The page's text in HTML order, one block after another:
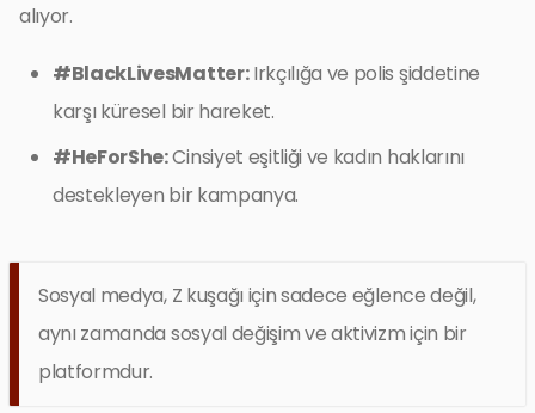
alıyor.
#BlackLivesMatter:Irkçılığa ve polis şiddetine
karşı küresel bir hareket.
#HeForShe:Cinsiyet eşitliği ve kadın haklarını
destekleyen bir kampanya.
Sosyal medya, Z kuşağı için sadece eğlence değil,
aynı zamanda sosyal değişim ve aktivizm için bir
platformdur.